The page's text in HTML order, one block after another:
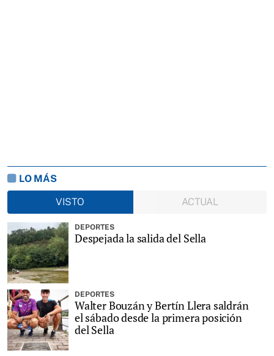
LO MÁS
VISTO
ACTUAL
DEPORTES
Despejada la salida del Sella
DEPORTES
Walter Bouzán y Bertín Llera saldrán
el sábado desde la primera posición
del Sella